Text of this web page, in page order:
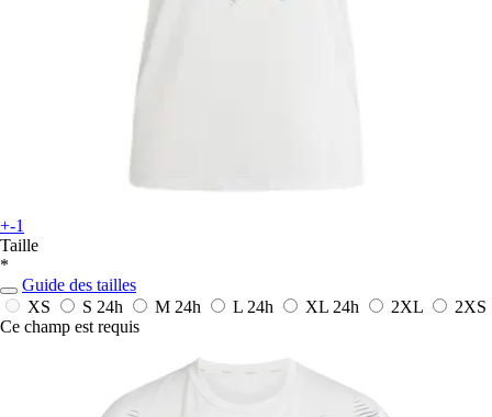
+-1
Taille
*
Guide des tailles
XS
S 24h M 24h L 24h XL 24h 2XL
2XS
Ce champ est requis